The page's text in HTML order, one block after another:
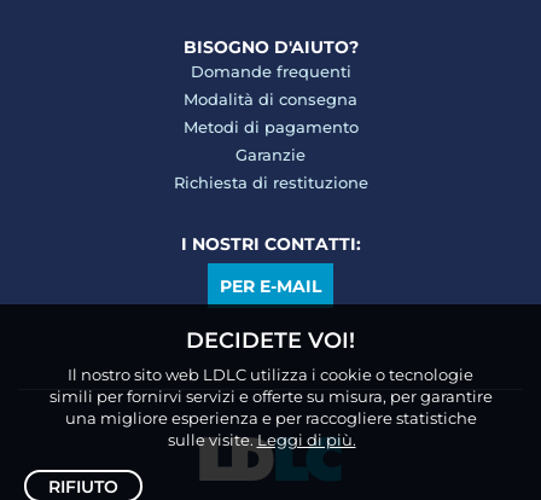
BISOGNO D'AIUTO?
Domande frequenti
Modalità di consegna
Metodi di pagamento
Garanzie
Richiesta di restituzione
I NOSTRI CONTATTI:
PER E-MAIL
DECIDETE VOI!
Il nostro sito web LDLC utilizza i cookie o tecnologie
simili per fornirvi servizi e offerte su misura, per garantire
una migliore esperienza e per raccogliere statistiche
sulle visite.Leggi di più.
RIFIUTO